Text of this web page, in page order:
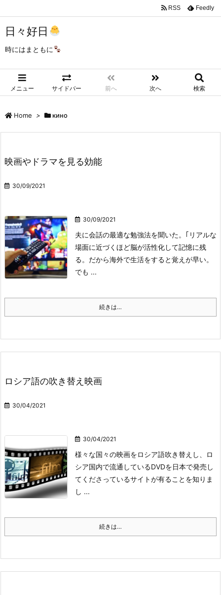
日々好日
時にはまともに
メニュー サイドバー 前へ 次へ 検索
RSS Feedly
Home > кино
映画やドラマを見る効能
30/09/2021
30/09/2021
夫に会話の最適な勉強法を聞いた。｢リアルな
場面に近づくほど脳が活性化して記憶に残
る。だから海外で生活をすると覚えが早い。
でも ...
続きは…
ロシア語の吹き替え映画
30/04/2021
30/04/2021
様々な国々の映画をロシア語吹き替えし、ロ
シア国内で流通しているDVDを日本で発売し
てくださっているサイトが有ることを知りま
し ...
続きは…